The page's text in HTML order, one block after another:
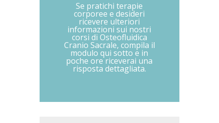
Se pratichi terapie
corporee e desideri
ricevere ulteriori
informazioni sui nostri
corsi di Osteofluidica
Cranio Sacrale, compila il
modulo qui sotto e in
poche ore riceverai una
risposta dettagliata.